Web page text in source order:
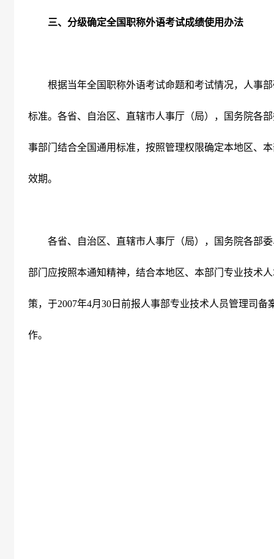
三、分级确定全国职称外语考试成绩使用办法
根据当年全国职称外语考试命题和考试情况，人事部
标准。各省、自治区、直辖市人事厅（局），国务院各
事部门结合全国通用标准，按照管理权限确定本地区、
效期。
各省、自治区、直辖市人事厅（局），国务院各部委
部门应按照本通知精神，结合本地区、本部门专业技术
策，于2007年4月 30 日前报人事部专业技术人员管理司备
作。